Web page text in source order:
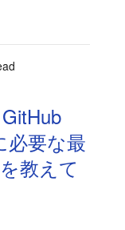
必要な最
教えて